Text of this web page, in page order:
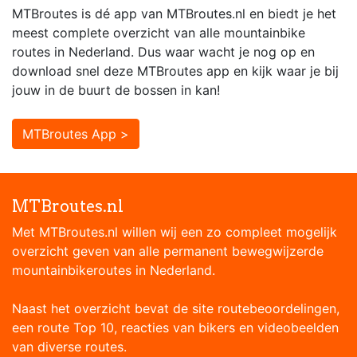
MTBroutes is dé app van MTBroutes.nl en biedt je het
meest complete overzicht van alle mountainbike
routes in Nederland. Dus waar wacht je nog op en
download snel deze MTBroutes app en kijk waar je bij
jouw in de buurt de bossen in kan!
MTBroutes App >
MTBroutes.nl
Met MTBroutes.nl willen wij een zo compleet mogelijk
overzicht geven van alle permanent bewegwijzerde
mountainbikeroutes in Nederland.
Naast het overzicht bevat de site routebeoordelingen,
een route Top 10, reacties van bikers en videobeelden
van diverse routes.